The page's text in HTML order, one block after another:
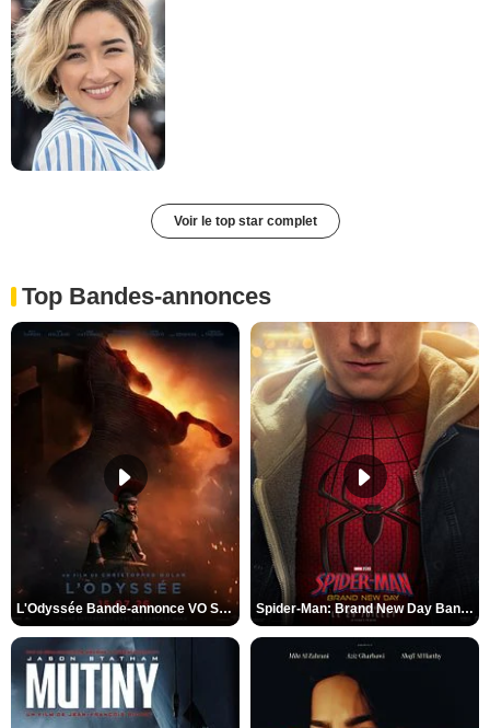
Voir le top star complet
Top Bandes-annonces
L'Odyssée Bande-annonce VO STFR Spider-Man: Brand New Day Bande-annonce VO STFR